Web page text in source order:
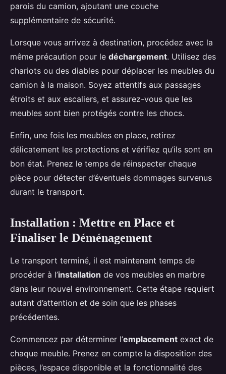
parois du camion, ajoutant une couche
supplémentaire de sécurité.
Lorsque vous arrivez à destination, procédez avec la
même précaution pour le déchargement. Utilisez des
chariots ou des diables pour déplacer les meubles du
camion à la maison. Soyez attentifs aux passages
étroits et aux escaliers, et assurez-vous que les
meubles sont bien protégés contre les chocs.
Enfin, une fois les meubles en place, retirez
délicatement les protections et vérifiez qu’ils sont en
bon état. Prenez le temps de réinspecter chaque
pièce pour détecter d’éventuels dommages survenus
durant le transport.
Installation : Mettre en Place et
Finaliser le Déménagement
Le transport terminé, il est maintenant temps de
procéder à l’installation de vos meubles en marbre
dans leur nouvel environnement. Cette étape requiert
autant d’attention et de soin que les phases
précédentes.
Commencez par déterminer l’emplacement exact de
chaque meuble. Prenez en compte la disposition des
pièces, l’espace disponible et la fonctionnalité des